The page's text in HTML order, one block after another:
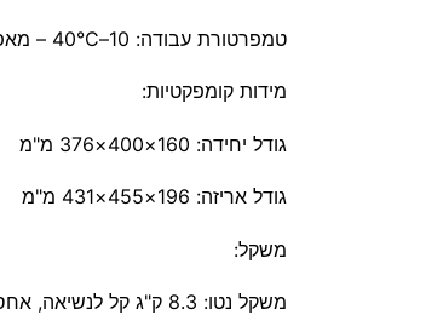
טמפרטורת עבודה: 10–40°C – מאפשר הפעלה אמינה גם בימים חמים במיוחד
מידות קומפקטיות:
גודל יחידה: 160×400×376 מ"מ
גודל אריזה: 196×455×431 מ"מ
משקל:
משקל נטו: 8.3 ק"ג קל לנשיאה, אחסון והעברה